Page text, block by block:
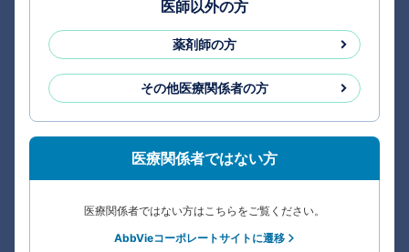
医師以外の方
薬剤師の方
その他医療関係者の方
医療関係者ではない方
医療関係者ではない方はこちらをご覧ください。
AbbVieコーポレートサイトに遷移